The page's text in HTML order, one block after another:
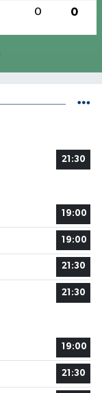
0 0
21:30
19:00
19:00
21:30
21:30
19:00
21:30